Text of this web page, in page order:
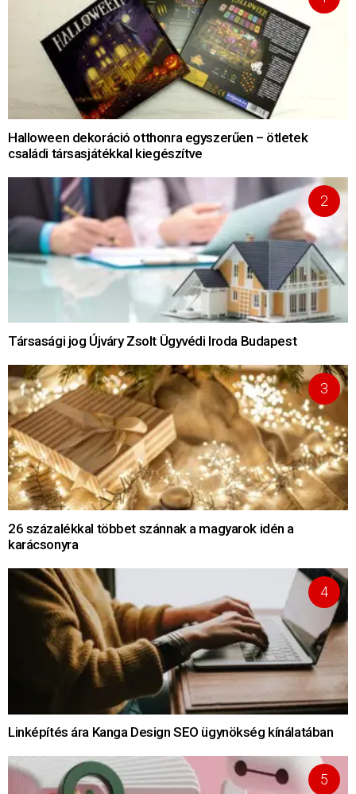
Halloween dekoráció otthonra egyszerűen – ötletek
családi társasjátékkal kiegészítve
Társasági jog Újváry Zsolt Ügyvédi Iroda Budapest
26 százalékkal többet szánnak a magyarok idén a
karácsonyra
Linképítés ára Kanga Design SEO ügynökség kínálatában